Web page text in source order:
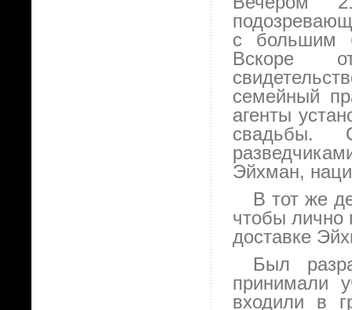
с большим
Вскоре
семейный
агенты
свадьбы.
Эйхман,
В тот же
чтобы лично
доставке
Был
принимали
входили в